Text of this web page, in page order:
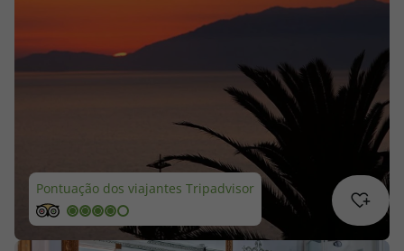
Especialistas
Rede de Lojas
Blog TopViagens
Pontuação dos viajantes Tripadvisor